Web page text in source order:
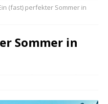
(fast) perfekter Sommer in
Sommer in